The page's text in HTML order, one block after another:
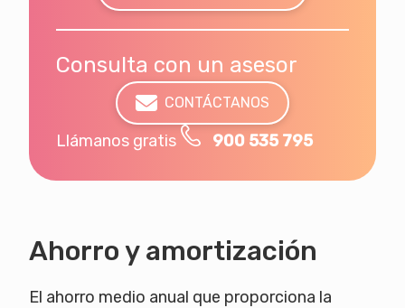
Consulta con un asesor
CONTÁCTANOS
Llámanos gratis 900 535 795
Ahorro y amortización
El ahorro medio anual que proporciona la